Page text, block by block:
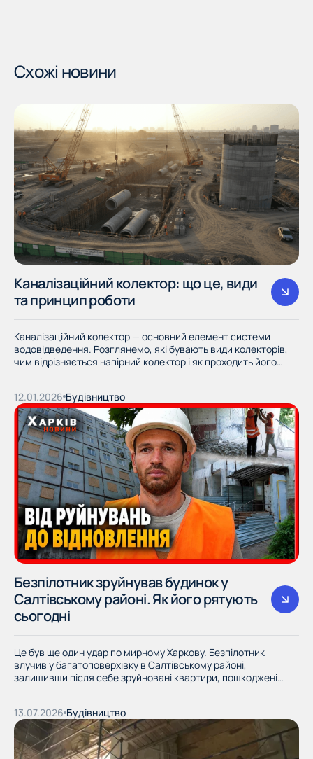
Схожі новини
Каналізаційний колектор: що це, види
та принцип роботи
Каналізаційний колектор — основний елемент системи
водовідведення. Розглянемо, які бувають види колекторів,
чим відрізняється напірний колектор і як проходить його
12.01.2026 Будівництво
Безпілотник зруйнував будинок у
Салтівському районі. Як його рятують
сьогодні
Це був ще один удар по мирному Харкову. Безпілотник
влучив у багатоповерхівку в Салтівському районі,
залишивши після себе зруйновані квартири, пошкоджені
повернути будинку безпечний стан. Більше подробиць у
нашому матеріалі. Ми працюємо, щоб кожен харків'янин
знав, що насправді відбувається в місті. Приєднуйтесь до
нашої спільноти, щоб ми трималися разом і були
13.07.2026 Будівництво